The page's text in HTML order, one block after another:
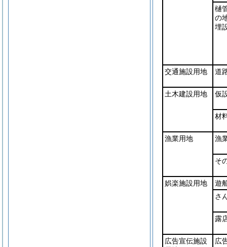
樋
の
埋
交通施設用地 道
土木建設用地 仮
材
漁業用地 漁
そ
娯楽施設用地
遊
さ
露
広告宣伝施設
広